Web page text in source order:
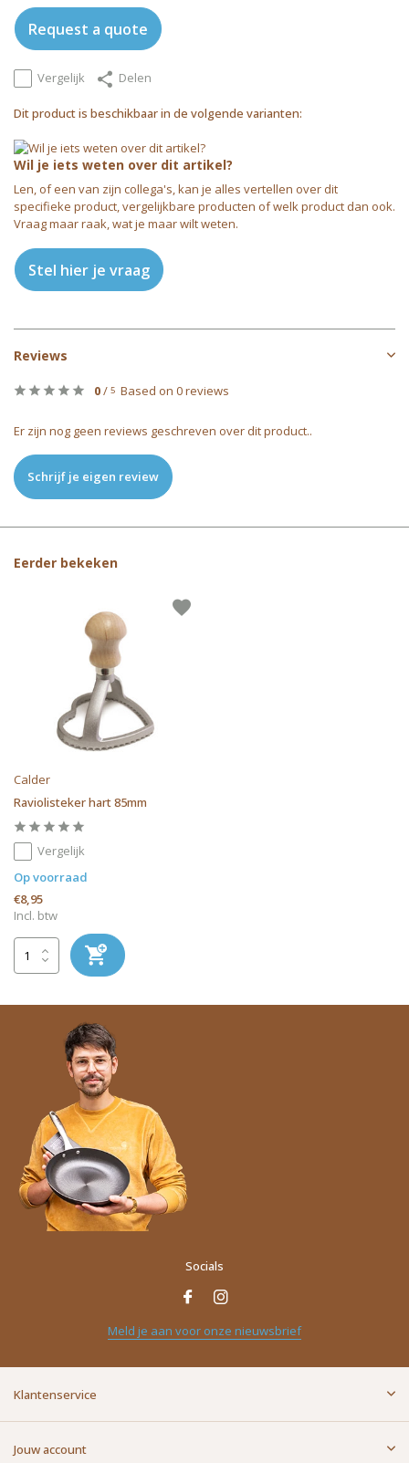
Request a quote
Vergelijk Delen
Dit product is beschikbaar in de volgende varianten:
Wil je iets weten over dit artikel?
Len, of een van zijn collega's, kan je alles vertellen over dit
specifieke product, vergelijkbare producten of welk product dan ook.
Vraag maar raak, wat je maar wilt weten.
Stel hier je vraag
Reviews
0/ 5 Based on 0 reviews
Er zijn nog geen reviews geschreven over dit product..
Schrijf je eigen review
Eerder bekeken
Calder
Raviolisteker hart 85mm
Vergelijk
Op voorraad
€8,95
Incl. btw
Socials
Meld je aan voor onze nieuwsbrief
Klantenservice
Jouw account